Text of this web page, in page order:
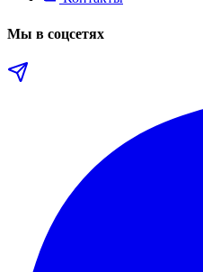
Мы в соцсетях